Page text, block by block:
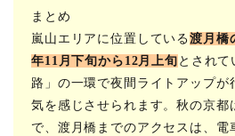
まとめ
嵐山エリアに位置している渡月橋
年11月下旬から12月上旬 とされて
路」の一環で夜間ライトアップが
気を感じさせられます。秋の京都
で、渡月橋までのアクセスは、電